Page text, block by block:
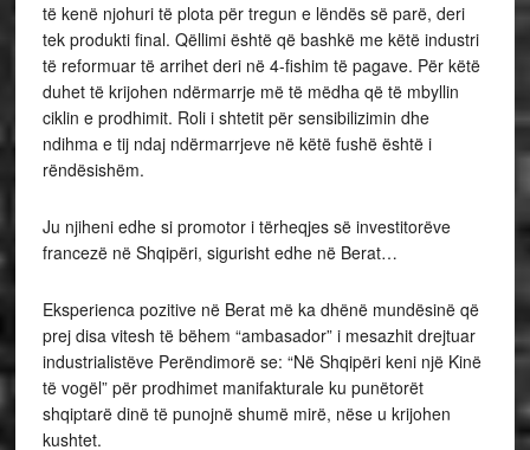
të kenë njohuri të plota për tregun e lëndës së parë, deri
tek produkti final. Qëllimi është që bashkë me këtë industri
të reformuar të arrihet deri në 4-fishim të pagave. Për këtë
duhet të krijohen ndërmarrje më të mëdha që të mbyllin
ciklin e prodhimit. Roli i shtetit për sensibilizimin dhe
ndihma e tij ndaj ndërmarrjeve në këtë fushë është i
rëndësishëm.
Ju njiheni edhe si promotor i tërheqjes së investitorëve
francezë në Shqipëri, sigurisht edhe në Berat…
Eksperienca pozitive në Berat më ka dhënë mundësinë që
prej disa vitesh të bëhem “ambasador” i mesazhit drejtuar
industrialistëve Perëndimorë se: “Në Shqipëri keni një Kinë
të vogël” për prodhimet manifakturale ku punëtorët
shqiptarë dinë të punojnë shumë mirë, nëse u krijohen
kushtet.